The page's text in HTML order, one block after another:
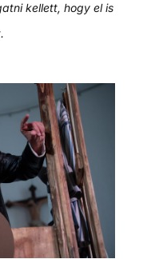
kellett, hogy el is